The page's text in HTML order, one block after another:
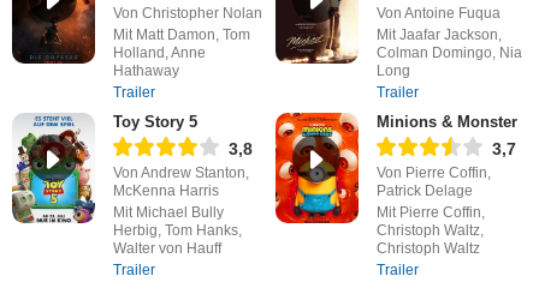
Von Christopher Nolan
Mit Matt Damon, Tom
Holland, Anne
Hathaway
Trailer
Von Antoine Fuqua
Mit Jaafar Jackson,
Colman Domingo, Nia
Long
Trailer
Toy Story 5
3,8
Von Andrew Stanton,
McKenna Harris
Mit Michael Bully
Herbig, Tom Hanks,
Walter von Hauff
Trailer
Minions & Monster
3,7
Von Pierre Coffin,
Patrick Delage
Mit Pierre Coffin,
Christoph Waltz,
Christoph Waltz
Trailer